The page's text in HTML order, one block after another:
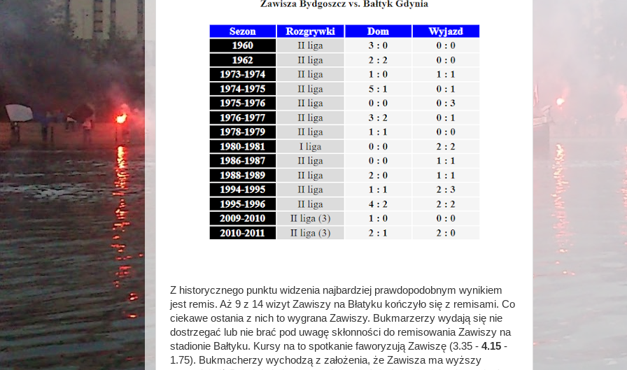
Z historycznego punktu widzenia najbardziej prawdopodobnym wynikiem
jest remis. Aż 9 z 14 wizyt Zawiszy na Błatyku kończyło się z remisami. Co
ciekawe ostania z nich to wygrana Zawiszy. Bukmarzerzy wydają się nie
dostrzegać lub nie brać pod uwagę skłonności do remisowania Zawiszy na
stadionie Bałtyku. Kursy na to spotkanie faworyzują Zawiszę (3.35 - 4.15 -
1.75). Bukmacherzy wychodzą z założenia, że Zawisza ma wyższy